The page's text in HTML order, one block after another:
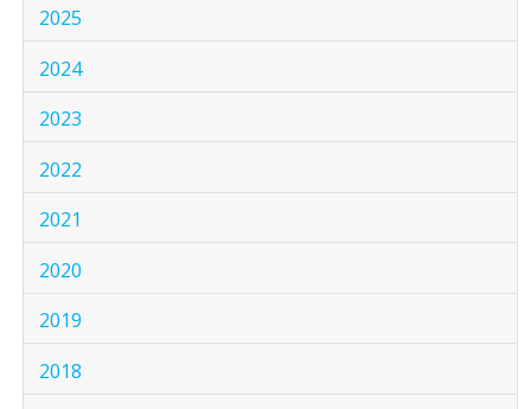
2025
2024
2023
2022
2021
2020
2019
2018